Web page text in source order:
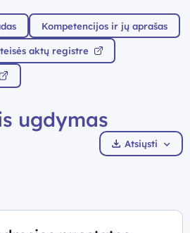
Kompetencijos ir jų aprašas
aktų registre
ugdymas
Atsiųsti